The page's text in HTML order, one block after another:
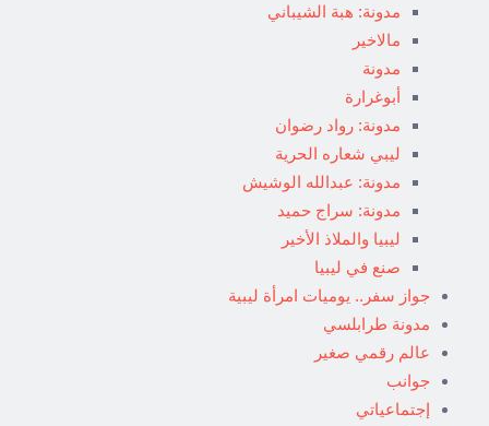
مدونة: هبة الشيباني
مالاخير
مدونة
أبوغرارة
مدونة: رواد رضوان
ليبي شعاره الحرية
مدونة: عبدالله الوشيش
مدونة: سراج حميد
ليبيا والملاذ الأخير
صنع في ليبيا
جواز سفر.. يوميات امرأة ليبية
مدونة طرابلسي
عالم رقمي صغير
جوانب
إجتماعياتي